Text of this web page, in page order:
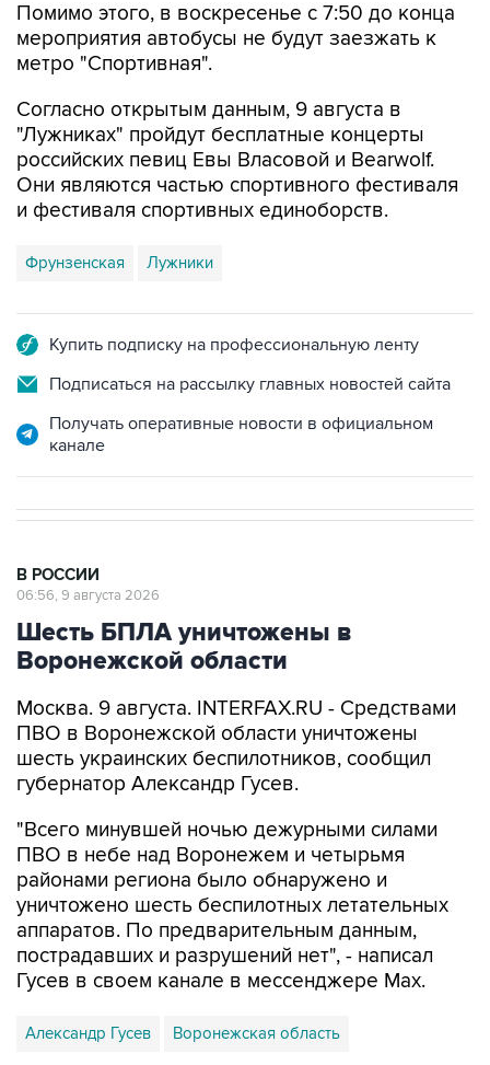
Помимо этого, в воскресенье с 7:50 до конца
мероприятия автобусы не будут заезжать к
метро "Спортивная".
Согласно открытым данным, 9 августа в
"Лужниках" пройдут бесплатные концерты
российских певиц Евы Власовой и Bearwolf.
Они являются частью спортивного фестиваля
и фестиваля спортивных единоборств.
Фрунзенская Лужники
Купить подписку на профессиональную ленту
Подписаться на рассылку главных новостей сайта
Получать оперативные новости в официальном
канале
В РОССИИ
06:56, 9 августа 2026
Шесть БПЛА уничтожены в
Воронежской области
Москва. 9 августа. INTERFAX.RU - Средствами
ПВО в Воронежской области уничтожены
шесть украинских беспилотников, сообщил
губернатор Александр Гусев.
"Всего минувшей ночью дежурными силами
ПВО в небе над Воронежем и четырьмя
районами региона было обнаружено и
уничтожено шесть беспилотных летательных
аппаратов. По предварительным данным,
пострадавших и разрушений нет", - написал
Гусев в своем канале в мессенджере Max.
Александр Гусев Воронежская область